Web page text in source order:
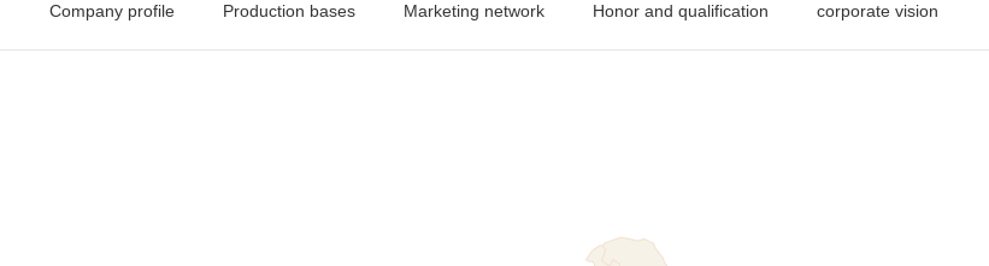
Company profile Production bases Marketing network Honor and qualification corporate vision